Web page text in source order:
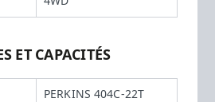
ET CAPACITÉS
PERKINS 404C-22T